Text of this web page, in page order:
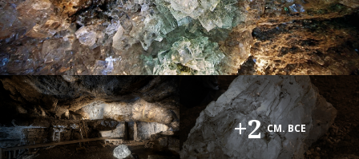
+2 СМ. ВСЕ